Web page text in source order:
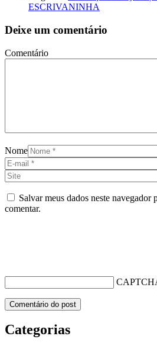
ESCRIVANINHA
Deixe um comentário
Comentário
Nome
Salvar meus dados neste navegador
comentar.
Categorias